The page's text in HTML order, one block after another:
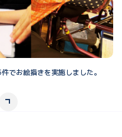
でお絵描きを実施しました。